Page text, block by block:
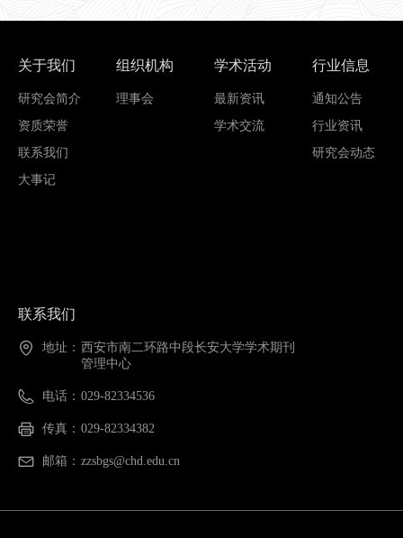
联系我们
地址： 西安市南二环路中段长安大学学术期刊
管理中心
电话： 029-82334536
传真： 029-82334382
邮箱： zzsbgs@chd.edu.cn
研究会简介
资质荣誉
联系我们
大事记
关于我们
理事会
组织机构
最新资讯
学术交流
学术活动
通知公告
行业资讯
研究会动态
行业信息